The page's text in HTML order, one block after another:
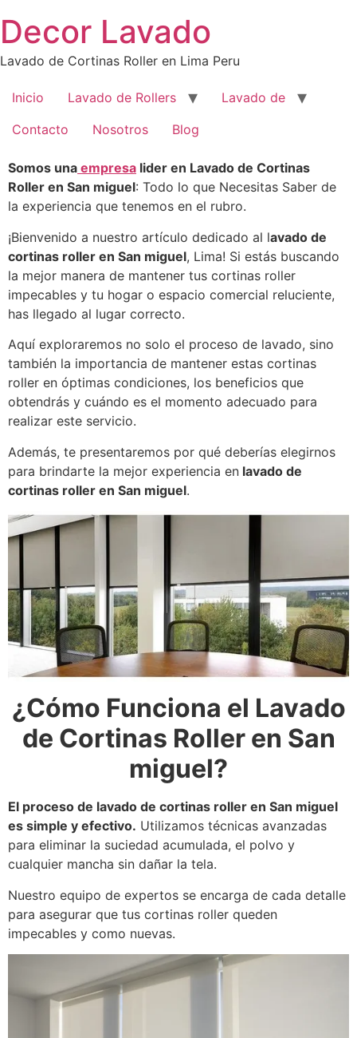
al
contenido
Decor Lavado
Lavado de Cortinas Roller en Lima Peru
Inicio Lavado de Rollers
Lavado de
Contacto
Nosotros Blog
Somos una empresa lider en Lavado de Cortinas
Roller en San miguel: Todo lo que Necesitas Saber de
la experiencia que tenemos en el rubro.
¡Bienvenido a nuestro artículo dedicado al lavado de
cortinas roller en San miguel, Lima! Si estás buscando
la mejor manera de mantener tus cortinas roller
impecables y tu hogar o espacio comercial reluciente,
has llegado al lugar correcto.
Aquí exploraremos no solo el proceso de lavado, sino
también la importancia de mantener estas cortinas
roller en óptimas condiciones, los beneficios que
obtendrás y cuándo es el momento adecuado para
realizar este servicio.
Además, te presentaremos por qué deberías elegirnos
para brindarte la mejor experiencia en lavado de
cortinas roller en San miguel.
¿Cómo Funciona el Lavado
de Cortinas Roller en San
miguel?
El proceso de lavado de cortinas roller en San miguel
es simple y efectivo. Utilizamos técnicas avanzadas
para eliminar la suciedad acumulada, el polvo y
cualquier mancha sin dañar la tela.
Nuestro equipo de expertos se encarga de cada detalle
para asegurar que tus cortinas roller queden
impecables y como nuevas.